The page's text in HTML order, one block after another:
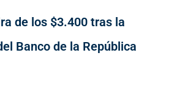
de los $3.400 tras la
Banco de la República